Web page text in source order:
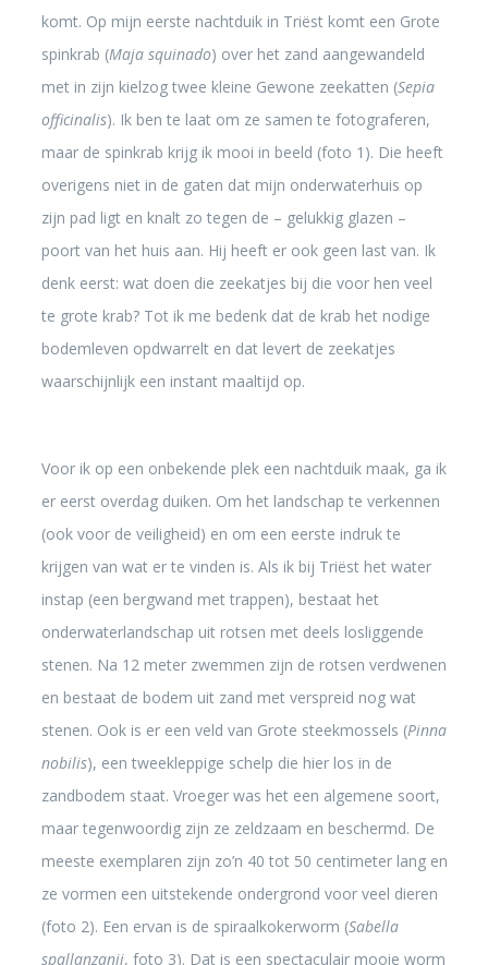
komt. Op mijn eerste nachtduik in Triëst komt een Grote
spinkrab (Maja squinado) over het zand aangewandeld
met in zijn kielzog twee kleine Gewone zeekatten (Sepia
officinalis). Ik ben te laat om ze samen te fotograferen,
maar de spinkrab krijg ik mooi in beeld (foto 1). Die heeft
overigens niet in de gaten dat mijn onderwaterhuis op
zijn pad ligt en knalt zo tegen de – gelukkig glazen –
poort van het huis aan. Hij heeft er ook geen last van. Ik
denk eerst: wat doen die zeekatjes bij die voor hen veel
te grote krab? Tot ik me bedenk dat de krab het nodige
bodemleven opdwarrelt en dat levert de zeekatjes
waarschijnlijk een instant maaltijd op.
Voor ik op een onbekende plek een nachtduik maak, ga ik
er eerst overdag duiken. Om het landschap te verkennen
(ook voor de veiligheid) en om een eerste indruk te
krijgen van wat er te vinden is. Als ik bij Triëst het water
instap (een bergwand met trappen), bestaat het
onderwaterlandschap uit rotsen met deels losliggende
stenen. Na 12 meter zwemmen zijn de rotsen verdwenen
en bestaat de bodem uit zand met verspreid nog wat
stenen. Ook is er een veld van Grote steekmossels (Pinna
nobilis), een tweekleppige schelp die hier los in de
zandbodem staat. Vroeger was het een algemene soort,
maar tegenwoordig zijn ze zeldzaam en beschermd. De
meeste exemplaren zijn zo’n 40 tot 50 centimeter lang en
ze vormen een uitstekende ondergrond voor veel dieren
(foto 2). Een ervan is de spiraalkokerworm (Sabella
spallanzanii, foto 3). Dat is een spectaculair mooie worm